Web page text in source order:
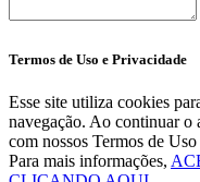
Termos de Uso e Privacidade
Esse site utiliza cookies
navegação. Ao continuar o
com nossos Termos de
Para mais informações,